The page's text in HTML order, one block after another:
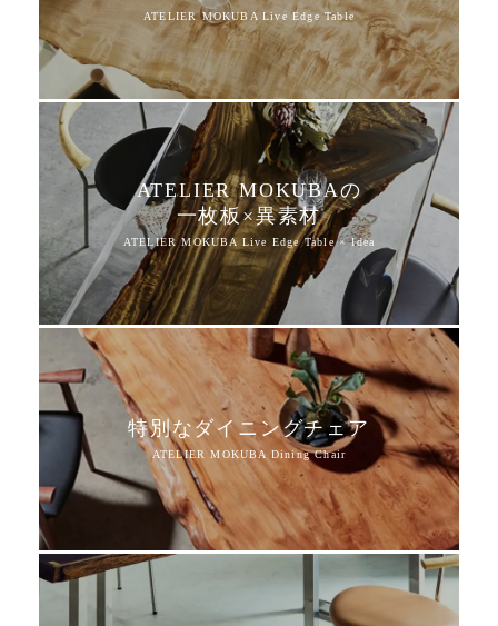
ATELIER MOKUBAの
一枚板×異素材
特別なダイニングチェア